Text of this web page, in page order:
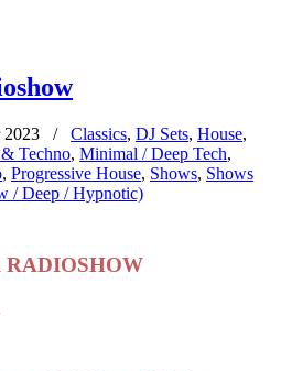
2023 / Classics, DJ Sets, House,
Techno, Minimal / Deep Tech,
, Progressive House, Shows, Shows
/ Deep / Hypnotic)